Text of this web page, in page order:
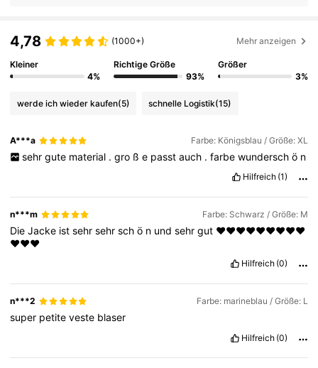
4,78 (1000+) Mehr anzeigen
Kleiner
4%
Richtige Größe
93%
Größer
3%
werde ich wieder kaufen(5) schnelle Logistik(15)
A***a Farbe: Königsblau / Größe: XL
sehr gute material . gro ß e passt auch . farbe wundersch ö n
Hilfreich (1)
n***m Farbe: Schwarz / Größe: M
DieJacke istsehrsehrschö n undsehrgut ❤️❤️❤️❤️❤️❤️❤️❤️❤️
❤️❤️❤️
Hilfreich (0)
n***2 Farbe: marineblau / Größe: L
super petiteveste blaser
Hilfreich (0)